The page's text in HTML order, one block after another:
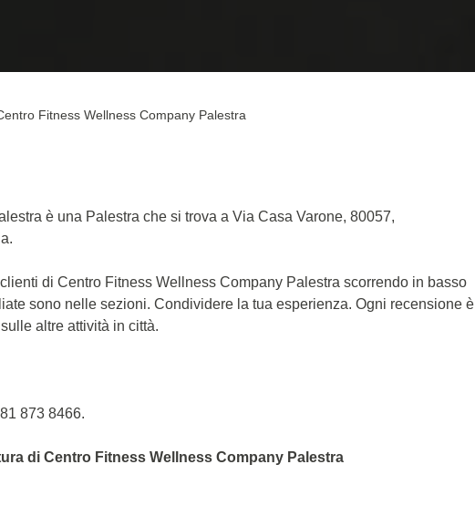
Fitness Wellness Company Palestra
è una Palestra che si trova a Via Casa Varone, 80057,
di Centro Fitness Wellness Company Palestra scorrendo in basso
sono nelle sezioni. Condividere la tua esperienza. Ogni recensione è
altre attività in città.
873 8466.
di Centro Fitness Wellness Company Palestra